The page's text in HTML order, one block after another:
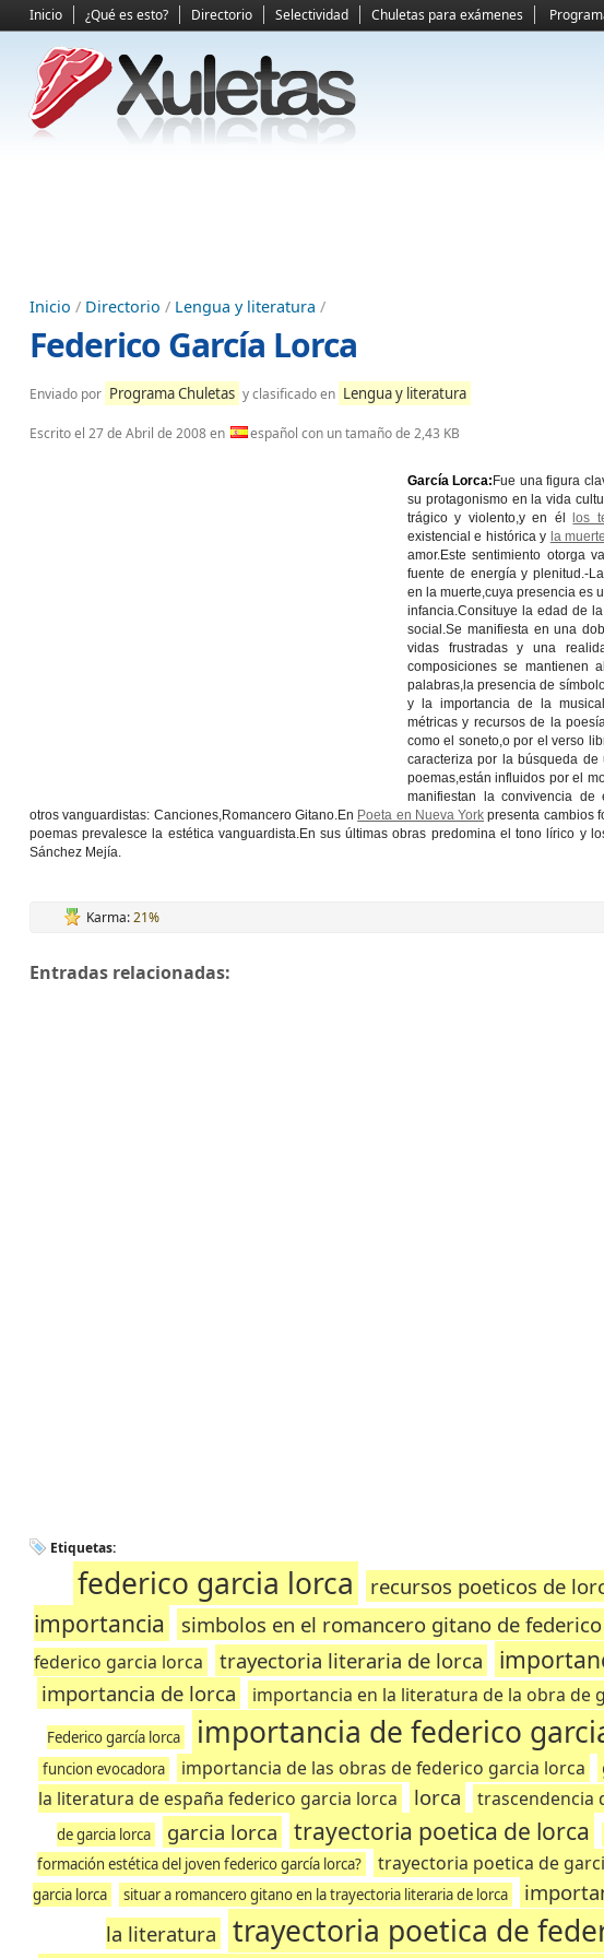
Inicio ¿Qué es esto? Directorio Selectividad Chuletas para exámenes
Inicio / Directorio / Lengua y literatura /
Federico García Lorca
Enviado por Programa Chuletas y clasificado en Lengua y literatura
Escrito el 27 de Abril de 2008en español con un tamaño de 2,43 KB
García Lorca: Fue una figura
su protagonismo en la vida
trágico y violento,y en él
los
existencial e histórica y la muerte
amor.Este sentimiento otorga
fuente de energía y plenitud.-
en la muerte,cuya presencia es
infancia.Consituye la edad de
social.Se manifiesta en una
vidas frustradas y una
composiciones se mantienen
palabras,la presencia de
y la importancia de la
métricas y recursos de la
como el soneto,o por el verso
caracteriza por la búsqueda de
poemas,están influidos por el
manifiestan la convivencia de
otros vanguardistas: Canciones,Romancero Gitano.En Poeta en Nueva York presenta cambios
poemas prevalesce la estética vanguardista.En sus últimas obras predomina el tono lírico y
Sánchez Mejía.
Karma:21%
Entradas relacionadas:
Etiquetas:
federico garcia lorca recursos poeticos de
importancia
simbolos en el romancero gitano de
federico garcia lorca
trayectoria literaria de lorca
importancia de lorca importancia en la literatura de la obra de
Federico garcía lorca importancia de federico
funcion evocadora
importancia de las obras de federico garcia lorca
la literatura de españa federico garcia lorca
lorca trascendencia
de garcia lorca
garcia lorca trayectoria poetica de lorca
formación estética del joven federico garcía lorca?
trayectoria poetica de
garcia lorca
situar a romancero gitano en la trayectoria literaria de lorca
la literatura
trayectoria poetica de